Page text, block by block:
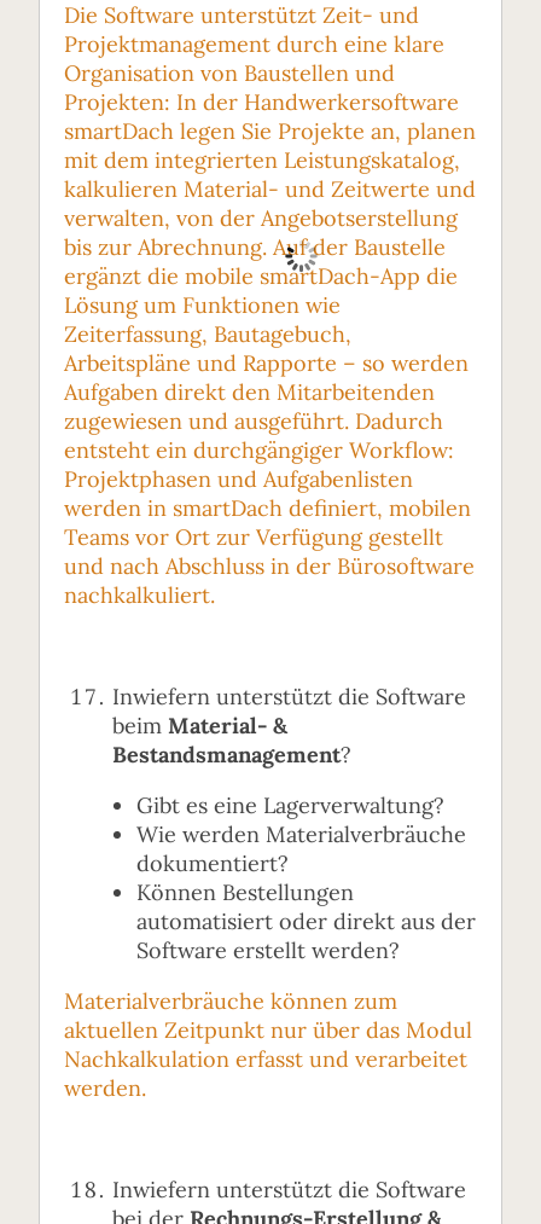
Die Software unterstützt Zeit- und
Projektmanagement durch eine klare
Organisation von Baustellen und
Projekten: In der Handwerkersoftware
smartDach legen Sie Projekte an, planen
mit dem integrierten Leistungskatalog,
kalkulieren Material- und Zeitwerte und
verwalten, von der Angebotserstellung
bis zur Abrechnung. Auf der Baustelle
ergänzt die mobile smartDach-App die
Lösung um Funktionen wie
Zeiterfassung, Bautagebuch,
Arbeitspläne und Rapporte – so werden
Aufgaben direkt den Mitarbeitenden
zugewiesen und ausgeführt. Dadurch
entsteht ein durchgängiger Workflow:
Projektphasen und Aufgabenlisten
werden in smartDach definiert, mobilen
Teams vor Ort zur Verfügung gestellt
und nach Abschluss in der Bürosoftware
nachkalkuliert.
Inwiefern unterstützt die Software
beim Material- &
Bestandsmanagement?
Gibt es eine Lagerverwaltung?
Wie werden Materialverbräuche
dokumentiert?
Können Bestellungen
automatisiert oder direkt aus der
Software erstellt werden?
Materialverbräuche können zum
aktuellen Zeitpunkt nur über das Modul
Nachkalkulation erfasst und verarbeitet
werden.
Inwiefern unterstützt die Software